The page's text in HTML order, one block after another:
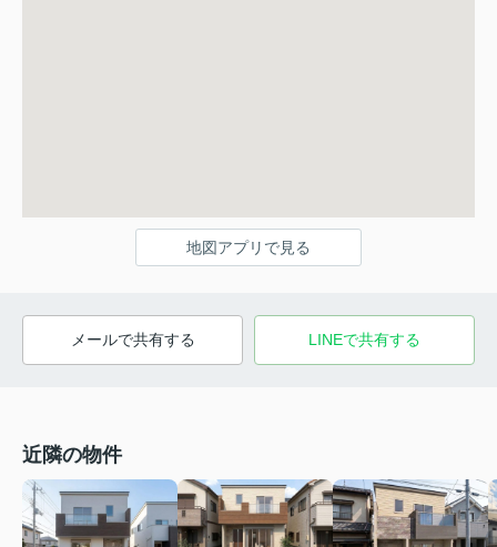
地図アプリで見る
メールで共有する LINEで共有する
近隣の物件